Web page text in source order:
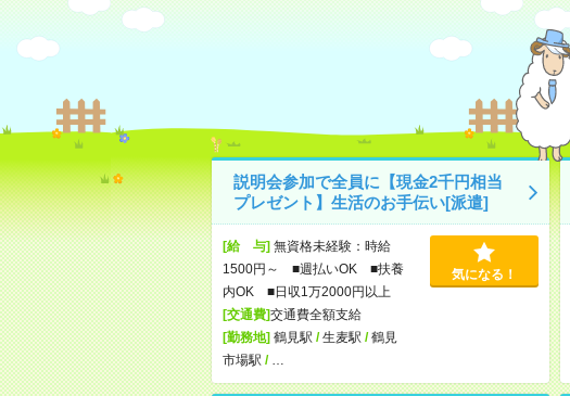
説明会参加で全員に【現金2千円相当
プレゼント】生活のお手伝い[派遣]
[給 与]無資格未経験：時給
1500円～ ■週払いOK ■扶養
内OK ■日収1万2000円以上
[交通費]交通費全額支給
[勤務地]鶴見駅 /生麦駅 /鶴見
市場駅 /
気になる！